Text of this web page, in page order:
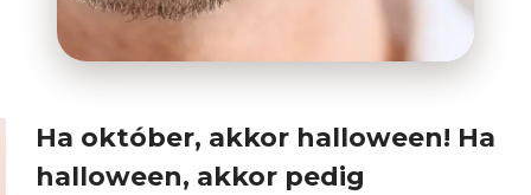
Ha október, akkor halloween! Ha
halloween, akkor pedig